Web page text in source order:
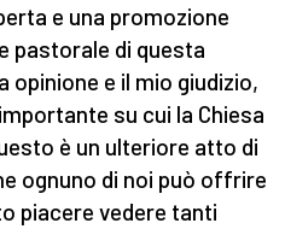
e una promozione
pastorale di questa
opinione e il mio giudizio,
su cui la Chiesa
è un ulteriore atto di
ognuno di noi può offrire
piacere vedere tanti